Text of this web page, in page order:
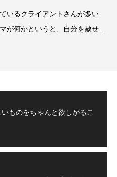
いるクライアントさんが多い
が何かというと、自分を赦せず
ものをちゃんと欲しがるこ